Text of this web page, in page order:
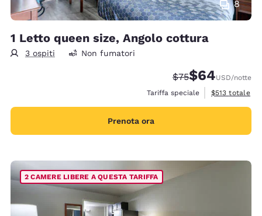
8
1 Letto queen size, Angolo cottura
3 ospiti Non fumatori
Tariffa di barratura:
$75Tariffa
$64USD/notte
Tariffa speciale
Visualizza i
$513 totale
Prenota ora
2 CAMERE LIBERE A QUESTA TARIFFA